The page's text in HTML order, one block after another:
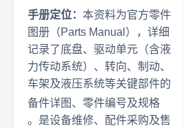
手册定位： 本资料为官方零件
图册（Parts Manual），详细
记录了底盘、驱动单元（含液
力传动系统）、转向、制动、
车架及液压系统等关键部件的
备件详图、零件编号及规格
。是设备维修、配件采购及售